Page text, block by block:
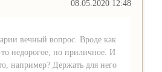
08.05.2020 12:48
вечный вопрос. Вроде как
то недорогое, но приличное. И
например? Держать для него